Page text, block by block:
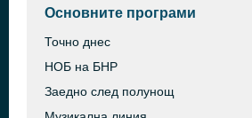
Основните програми
Точно днес
НОБ на БНР
Заедно след полунощ